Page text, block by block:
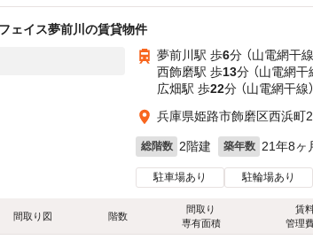
ェイス夢前川の賃貸物件
夢前川駅 歩6分 （山電網干線
西飾磨駅 歩13分 （山電網干
広畑駅 歩22分 （山電網干線）
兵庫県姫路市飾磨区西浜町
総階数 2階建 築年数 21年8ヶ
駐車場あり 駐輪場あり
間取り図 階数
間取り
専有面積
賃
管理